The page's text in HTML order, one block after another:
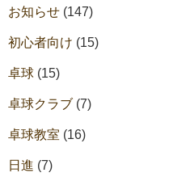
お知らせ (147)
初心者向け (15)
卓球 (15)
卓球クラブ (7)
卓球教室 (16)
日進 (7)